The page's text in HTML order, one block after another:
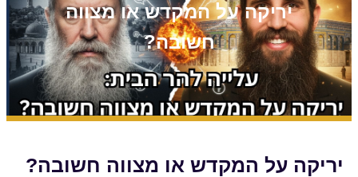
יריקה על המקדש או מצווה
חשובה?
יריקה על המקדש או מצווה חשובה?